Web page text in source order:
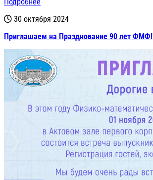
30 октября 2024
Приглашаем на Празднование 90 лет ФМФ!